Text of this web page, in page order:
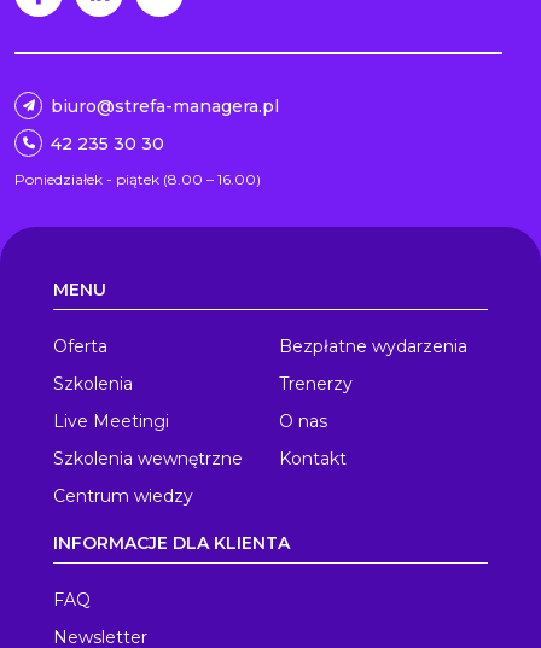
biuro@strefa-managera.pl
42 235 30 30
Poniedziałek - piątek (8.00 – 16.00)
MENU
Oferta
Szkolenia
Live Meetingi
Szkolenia wewnętrzne
Centrum wiedzy
Bezpłatne wydarzenia
Trenerzy
O nas
Kontakt
INFORMACJE DLA KLIENTA
FAQ
Newsletter